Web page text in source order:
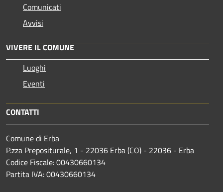
Comunicati
Avvisi
VIVERE IL COMUNE
Luoghi
Eventi
CONTATTI
Comune di Erba
P.zza Prepositurale, 1 - 22036 Erba (CO) - 22036 - Erba
Codice Fiscale: 00430660134
Partita IVA: 00430660134